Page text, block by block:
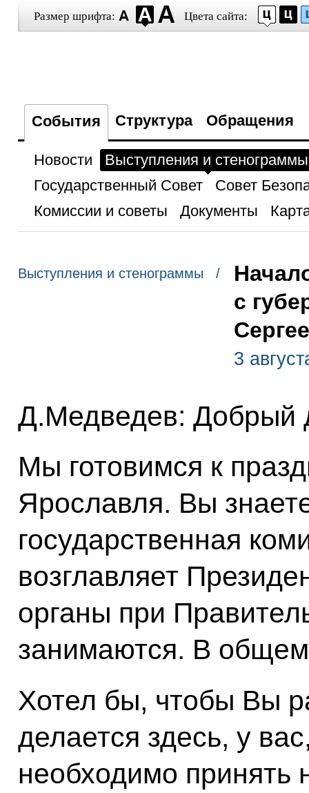
Размер шрифта: Цвета сайта:
События Структура Обращения
Новости
Выступления и стенограммы
Государственный Совет
Совет
Комиссии и советы
Документы
Выступления и стенограммы /
с
3
Д.Медведев: Добрый
Мы готовимся к
Ярославля. Вы
государственная
возглавляет
органы при
занимаются. В
Хотел бы, чтобы Вы
делается здесь, у
необходимо